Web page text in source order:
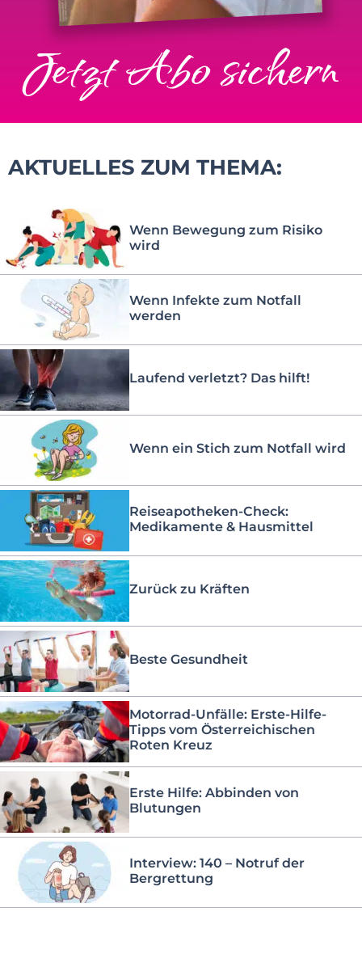
Jetzt Abo sichern
AKTUELLES ZUM THEMA:
Wenn Bewegung zum Risiko
wird
Wenn Infekte zum Notfall
werden
Laufend verletzt? Das hilft!
Wenn ein Stich zum Notfall wird
Reiseapotheken-Check:
Medikamente & Hausmittel
Zurück zu Kräften
Beste Gesundheit
Motorrad-Unfälle: Erste-Hilfe-
Tipps vom Österreichischen
Roten Kreuz
Erste Hilfe: Abbinden von
Blutungen
Interview: 140 – Notruf der
Bergrettung